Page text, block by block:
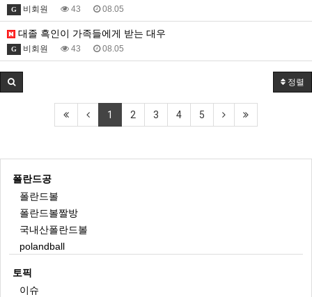
G 비회원 43 08.05
대졸 흑인이 가족들에게 받는 대우
G 비회원 43 08.05
정렬
1 2 3 4 5
폴란드공
폴란드볼
폴란드볼짤방
국내산폴란드볼
polandball
토픽
이슈